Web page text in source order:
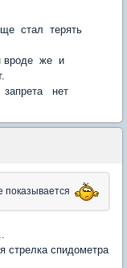
стал терять
вроде же и
запрета нет
показывается
стрелка спидометра